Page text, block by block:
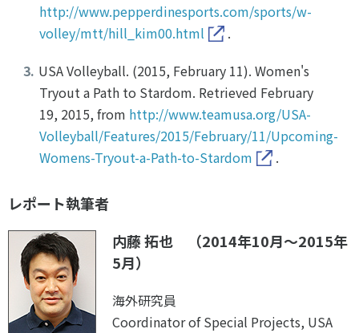
http://www.pepperdinesports.com/sports/w-
volley/mtt/hill_kim00.html
.
USA Volleyball. (2015, February 11). Women's
Tryout a Path to Stardom. Retrieved February
19, 2015, from http://www.teamusa.org/USA-
Volleyball/Features/2015/February/11/Upcoming-
Womens-Tryout-a-Path-to-Stardom
.
レポート執筆者
内藤 拓也 （2014年10月～2015年
5月）
海外研究員
Coordinator of Special Projects, USA